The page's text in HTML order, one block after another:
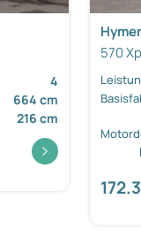
4
664 cm
216 cm
570